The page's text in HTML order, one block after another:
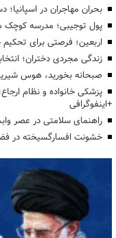
بحران مهاجران در
پول توجیبی؛ مدرسه کوچک
اربعین؛ فرصتی برای تحکیم
زندگی مجردی دختران؛
صبحانه بخورید، هوس
پزشکی خانواده و نظام
+اینفوگرافی
راهنمای سلامتی در عصر
خشونت افسارگسیخته در